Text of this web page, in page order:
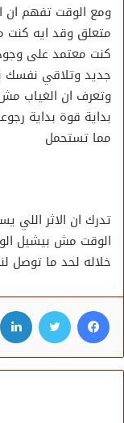
ومع الوقت تفهم
متعلق وقد ايه كنت
كنت معتمد على وجود
جديد وتلاقي نفسك
وتعرف ان الغياب
بداية قوة بداية
مما تستحمل
تدرك ان الاثر اللي
الوقت مش بيشيل
خلاله لحد ما
فيسبوك تويتر